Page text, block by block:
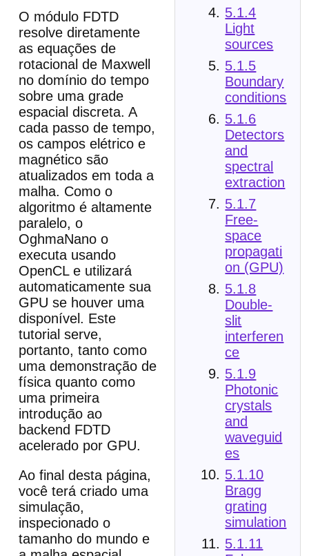
5.1.4
Light
sources
5.1.5
Boundary
conditions
5.1.6
Detectors
and
spectral
extraction
5.1.7
Free-
space
propagati
on (GPU)
5.1.8
Double-
slit
interferen
ce
5.1.9
Photonic
crystals
and
waveguid
es
5.1.10
Bragg
grating
simulation
5.1.11
O módulo FDTD
resolve diretamente
as equações de
rotacional de Maxwell
no domínio do tempo
sobre uma grade
espacial discreta. A
cada passo de tempo,
os campos elétrico e
magnético são
atualizados em toda a
malha. Como o
algoritmo é altamente
paralelo, o
OghmaNano o
executa usando
OpenCL e utilizará
automaticamente sua
GPU se houver uma
disponível. Este
tutorial serve,
portanto, tanto como
uma demonstração de
física quanto como
uma primeira
introdução ao
backend FDTD
acelerado por GPU.
Ao final desta página,
você terá criado uma
simulação,
inspecionado o
tamanho do mundo e